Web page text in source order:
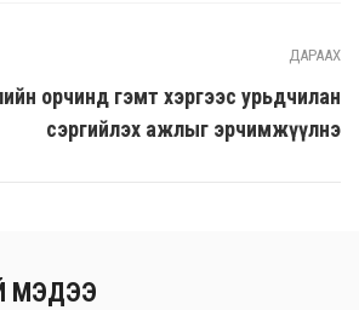
ДАРААХ
орчинд гэмт хэргээс урьдчилан
сэргийлэх ажлыг эрчимжүүлнэ
МЭДЭЭ